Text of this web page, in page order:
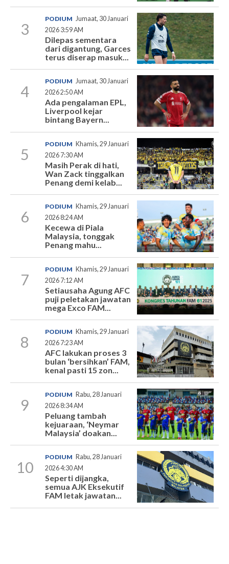
3
PODIUM Jumaat, 30 Januari
2026 3:59 AM
Dilepas sementara
dari digantung, Garces
terus diserap masuk...
4
PODIUM Jumaat, 30 Januari
2026 2:50 AM
Ada pengalaman EPL,
Liverpool kejar
bintang Bayern...
5
PODIUM Khamis, 29 Januari
2026 7:30 AM
Masih Perak di hati,
Wan Zack tinggalkan
Penang demi kelab...
6
PODIUM Khamis, 29 Januari
2026 8:24 AM
Kecewa di Piala
Malaysia, tonggak
Penang mahu...
7
PODIUM Khamis, 29 Januari
2026 7:12 AM
Setiausaha Agung AFC
puji peletakan jawatan
mega Exco FAM...
8
PODIUM Khamis, 29 Januari
2026 7:23 AM
AFC lakukan proses 3
bulan ‘bersihkan’ FAM,
kenal pasti 15 zon...
9
PODIUM Rabu, 28 Januari
2026 8:34 AM
Peluang tambah
kejuaraan, ‘Neymar
Malaysia’ doakan...
10
PODIUM Rabu, 28 Januari
2026 4:30 AM
Seperti dijangka,
semua AJK Eksekutif
FAM letak jawatan...